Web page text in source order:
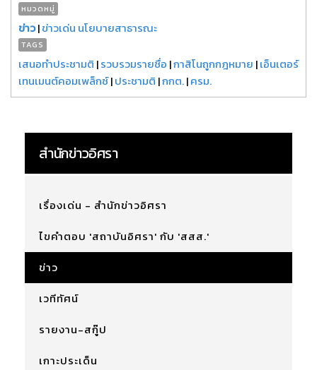
หมวดหมู่
ข่าว|ข่าวเด่น นโยบายสาธารณะ
TAGS
เสนอทำประชามติ |รวบรวมรายชื่อ |กาสิโนถูกกฎหมาย |เอ็นเตอร์
เทนเมนต์คอมเพล็กซ์|ประชามติ |กกต.|ครม.
สำนักข่าวอิศรา
เรื่องเด่น - สำนักข่าวอิศรา
ไขคำตอบ 'สถาบันอิศรา' กับ 'สสส.'
ข่าว
เวทีทัศน์
รายงาน-สกู๊ป
เกาะประเด็น